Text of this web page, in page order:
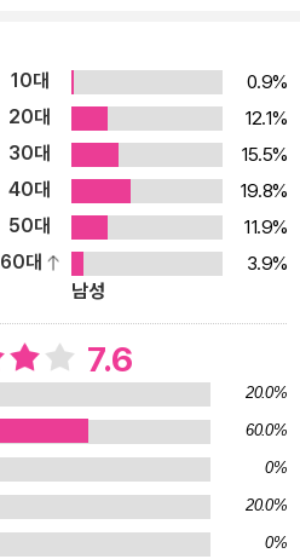
10대
0.9%
20대
12.1%
30대
15.5%
40대
19.8%
50대
11.9%
60대
3.9%
남성
7.6
20.0%
60.0%
0%
20.0%
0%